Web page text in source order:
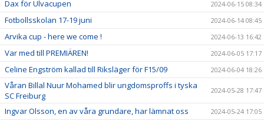
Dax för Ulvacupen 2024-06-15 08:34
Fotbollsskolan 17-19 juni 2024-06-14 08:45
Arvika cup - here we come ! 2024-06-13 16:42
Var med till PREMIÄREN! 2024-06-05 17:17
Celine Engström kallad till Riksläger för F15/09 2024-06-04 18:26
Våran Billal Nuur Mohamed blir ungdomsproffs i tyska
SC Freiburg
2024-05-28 17:47
Ingvar Olsson, en av våra grundare, har lämnat oss 2024-05-24 17:05